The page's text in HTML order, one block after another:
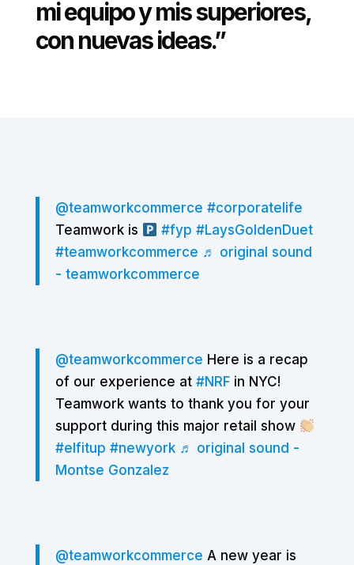
mi equipo y mis superiores,
con nuevas ideas.”
@teamworkcommerce #corporatelife
Teamwork is
#fyp #LaysGoldenDuet
#teamworkcommerce ♬ original sound
- teamworkcommerce
@teamworkcommerce Here is a recap
of our experience at #NRFin NYC!
Teamwork wants to thank you for your
support during this major retail show
#elfitup #newyork ♬ original sound -
Montse Gonzalez
@teamworkcommerce A new year is